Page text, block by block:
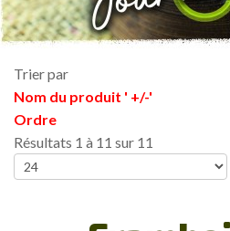
Trier par
Nom du produit ' +/-'
Ordre
Résultats 1 à 11 sur 11